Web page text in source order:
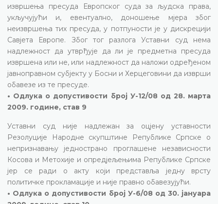
извршења пресуда Европског суда за људска права,
укључујући и, евентуално, доношење мјера због
неизвршења тих пресуда, у потпуности је у дискрецији
Савјета Европе. Због тог разлога Уставни суд нема
надлежност да утврђује да ли је предметна пресуда
извршена или не, или надлежност да наложи одређеном
јавноправном субјекту у Босни и Херцеговини да изврши
обавезе из те пресуде.
• Одлука о допустивости број У-12/08 од 28. марта
2009. године, став 9
Уставни суд није надлежан за оцјену уставности
Резолуције Народне скупштине Републике Српске о
непризнавању једнострано проглашене независности
Косова и Метохије и опредјељењима Републике Српске
јер се ради о акту који представља једну врсту
политичке прокламације и није правно обавезујући.
• Одлука о допустивости број У-6/08 од 30. јануара